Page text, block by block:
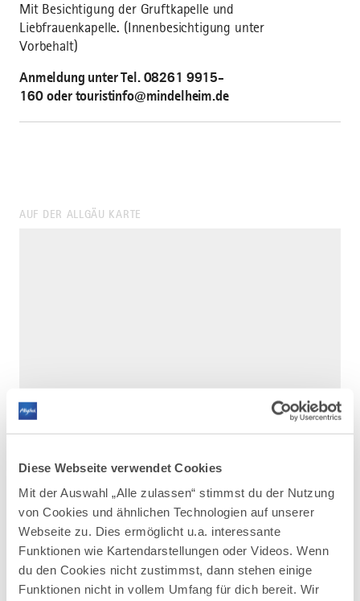
Diese Webseite verwendet Cookies
Mit der Auswahl „Alle zulassen“ stimmst du der Nutzung
von Cookies und ähnlichen Technologien auf unserer
Webseite zu. Dies ermöglicht u.a. interessante
Funktionen wie Kartendarstellungen oder Videos. Wenn
du den Cookies nicht zustimmst, dann stehen einige
Funktionen nicht in vollem Umfang für dich bereit. Wir
Mit Besichtigung der Gruftkapelle und
Liebfrauenkapelle. (Innenbesichtigung unter
Vorbehalt)
Anmeldung unter Tel. 08261 9915-
160 oder touristinfo@mindelheim.de
AUF DER ALLGÄU KARTE
DAZU PASSEND
Ähnliche
Veranstaltungen